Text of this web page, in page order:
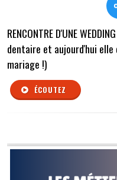
RENCONTRE D'UNE
dentaire et aujourd'hui
mariage !)
ÉCOUTEZ